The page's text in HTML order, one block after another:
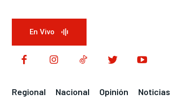
En Vivo
Regional Nacional Opinión Noticias